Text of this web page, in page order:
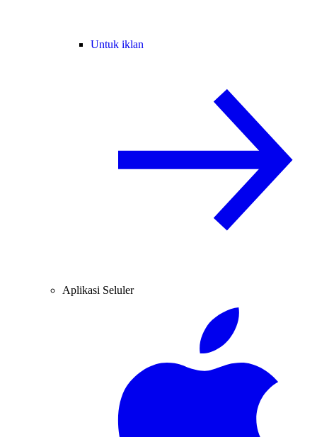
Untuk iklan
Aplikasi Seluler